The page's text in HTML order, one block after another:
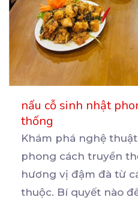
nấu cỗ sinh nhật
thống
Khám phá nghệ
phong cách truyền
hương vị đậm đà từ
thuộc. Bí quyết nào